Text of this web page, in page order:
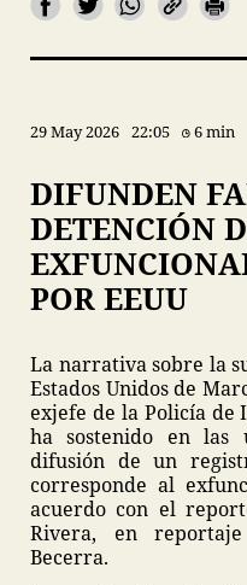
29 May 2026 22:05 6 min
DIFUNDEN
DETENCIÓN
POR EEUU
La narrativa sobre la
Estados Unidos de
exjefe de la Policía de
ha sostenido en las
difusión de un
corresponde al
acuerdo con el
Rivera, en
Becerra.